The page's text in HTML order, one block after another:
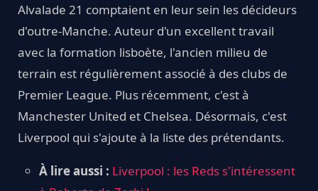
Alvalade 21 comptaient en leur sein les décideurs
d'outre-Manche. Auteur d'un excellent travail
avec la formation lisboète, l'ancien milieu de
terrain est régulièrement associé à des clubs de
Premier League. Plus récemment, c'est à
Manchester United et Chelsea. Désormais, c'est
Liverpool qui s'ajoute à la liste des prétendants.
À lire aussi : Liverpool : les Reds s'intéressent